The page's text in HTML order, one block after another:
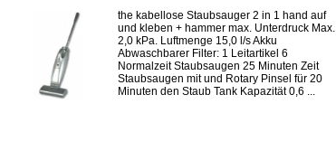
the kabellose Staubsauger 2 in 1 hand auf
und kleben + hammer max. Unterdruck Max.
2,0 kPa. Luftmenge 15,0 l/s Akku
Abwaschbarer Filter: 1 Leitartikel 6
Normalzeit Staubsaugen 25 Minuten Zeit
Staubsaugen mit und Rotary Pinsel für 20
Minuten den Staub Tank Kapazität 0,6 ...